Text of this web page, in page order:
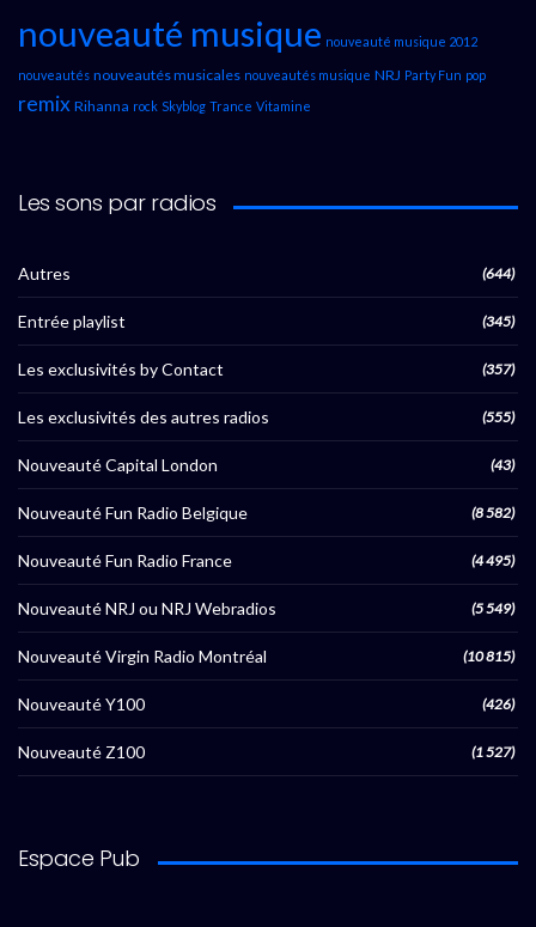
nouveauté musique nouveauté musique 2012
nouveautés nouveautés musicales nouveautés musique NRJ Party Fun pop
remix Rihanna rock Skyblog Trance Vitamine
Les sons par radios
Autres (644)
Entrée playlist (345)
Les exclusivités by Contact (357)
Les exclusivités des autres radios (555)
Nouveauté Capital London (43)
Nouveauté Fun Radio Belgique (8 582)
Nouveauté Fun Radio France (4 495)
Nouveauté NRJ ou NRJ Webradios (5 549)
Nouveauté Virgin Radio Montréal (10 815)
Nouveauté Y100 (426)
Nouveauté Z100 (1 527)
Espace Pub